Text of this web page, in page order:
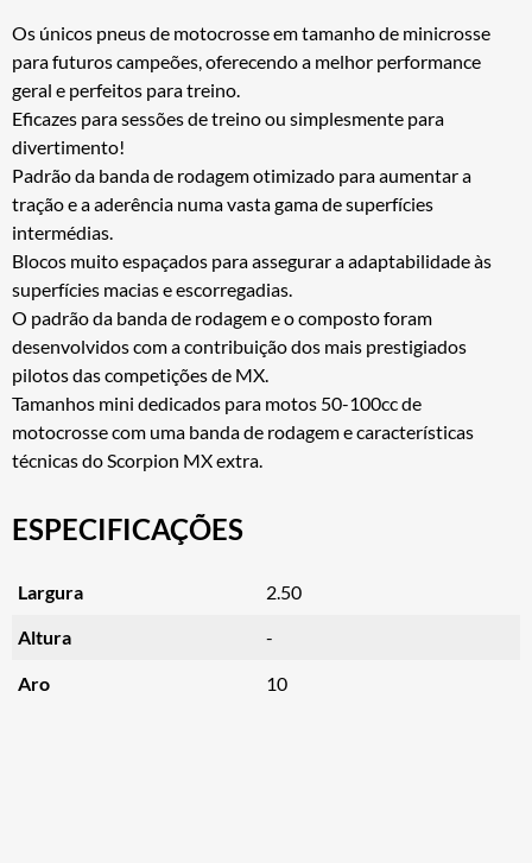
Os únicos pneus de motocrosse em tamanho de minicrosse
para futuros campeões, oferecendo a melhor performance
geral e perfeitos para treino.
Eficazes para sessões de treino ou simplesmente para
divertimento!
Padrão da banda de rodagem otimizado para aumentar a
tração e a aderência numa vasta gama de superfícies
intermédias.
Blocos muito espaçados para assegurar a adaptabilidade às
superfícies macias e escorregadias.
O padrão da banda de rodagem e o composto foram
desenvolvidos com a contribuição dos mais prestigiados
pilotos das competições de MX.
Tamanhos mini dedicados para motos 50-100cc de
motocrosse com uma banda de rodagem e características
técnicas do Scorpion MX extra.
ESPECIFICAÇÕES
Largura 2.50
Altura -
Aro 10